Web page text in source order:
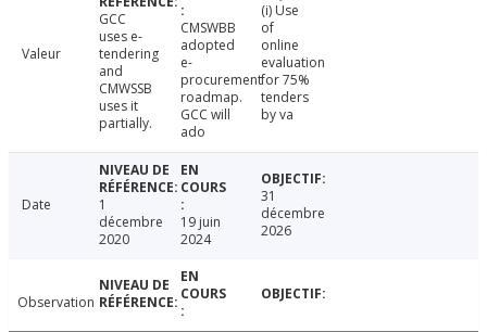
Valeur
GCC
uses e-
tendering
and
CMWSSB
uses it
partially.
CMSWBB
adopted
e-
procurement
roadmap.
GCC will
ado
(i) Use
of
online
evaluation
for 75%
tenders
by va
Date
1
décembre
2020
19 juin
2024
31
décembre
2026
Observation